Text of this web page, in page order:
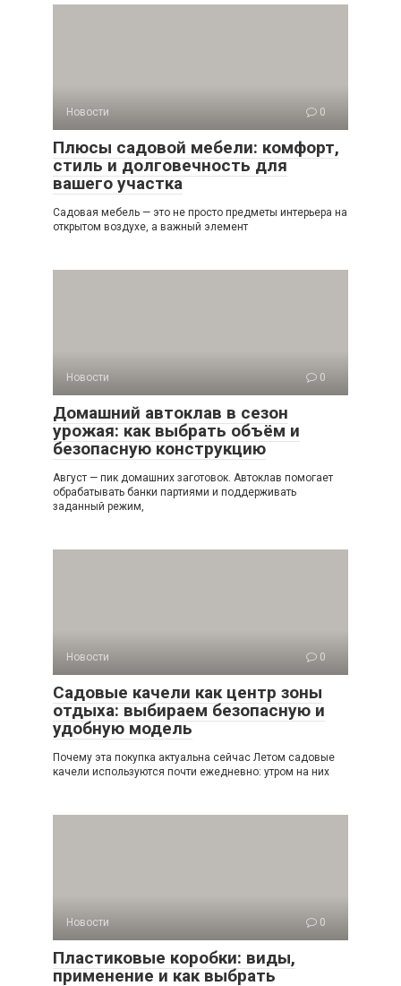
Новости 0
Плюсы садовой мебели: комфорт,
стиль и долговечность для
вашего участка
Садовая мебель — это не просто предметы интерьера на
открытом воздухе, а важный элемент
Новости 0
Домашний автоклав в сезон
урожая: как выбрать объём и
безопасную конструкцию
Август — пик домашних заготовок. Автоклав помогает
обрабатывать банки партиями и поддерживать
заданный режим,
Новости 0
Садовые качели как центр зоны
отдыха: выбираем безопасную и
удобную модель
Почему эта покупка актуальна сейчас Летом садовые
качели используются почти ежедневно: утром на них
Новости 0
Пластиковые коробки: виды,
применение и как выбрать